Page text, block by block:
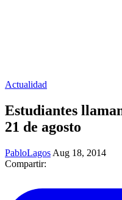
Actualidad
Estudiantes
21 de agosto
PabloLagos Aug 18, 2014
Compartir: